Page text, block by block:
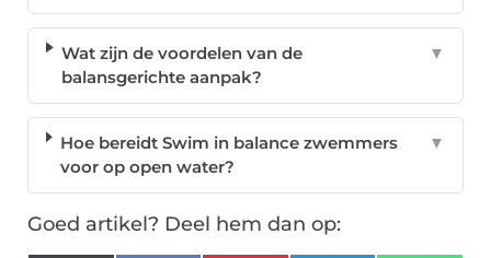
Wat zijn de voordelen van de
balansgerichte aanpak?
▼
Hoe bereidt Swim in balance zwemmers
voor op open water?
▼
Goed artikel? Deel hem dan op: